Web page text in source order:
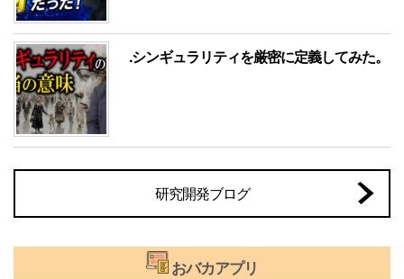
.シンギュラリティを厳密に定義してみた。
研究開発ブログ
おバカアプリ